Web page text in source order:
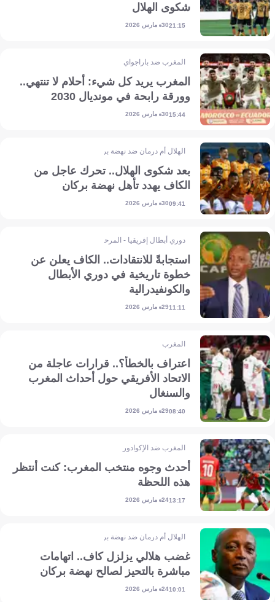
شكوى الهلال
21:1530 مارس 2026
المغرب ضد باراجواي
المغرب يريد كل شيء: أحلام لا تنتهي..
وورقة رابحة في مونديال 2030
15:4430 مارس 2026
الهلال أم درمان ضد نهضة بركان
بعد شكوى الهلال.. تحرك عاجل من
الكاف يهدد تأهل نهضة بركان
09:4130 مارس 2026
دوري أبطال إفريقيا - المرحلة التمهيدية
استجابةً للانتقادات.. الكاف يعلن عن
خطوة تاريخية في دوري الأبطال
والكونفيدرالية
11:1129 مارس 2026
المغرب
اعتراف بالخطأ؟.. قرارات عاجلة من
الاتحاد الأفريقي حول أحداث المغرب
والسنغال
08:4029 مارس 2026
المغرب ضد الإكوادور
أحدث وجوه منتخب المغرب: كنت أنتظر
هذه اللحظة
13:1724 مارس 2026
الهلال أم درمان ضد نهضة بركان
غضب هلالي يزلزل كاف.. اتهامات
مباشرة بالتحيز لصالح نهضة بركان
10:0124 مارس 2026